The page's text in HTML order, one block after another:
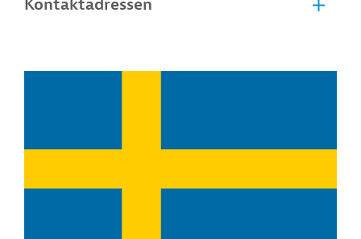
Kontaktadressen